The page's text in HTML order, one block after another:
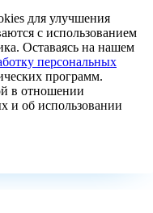
для улучшения
с использованием
Оставаясь на нашем
персональных
программ.
в отношении
и об использовании